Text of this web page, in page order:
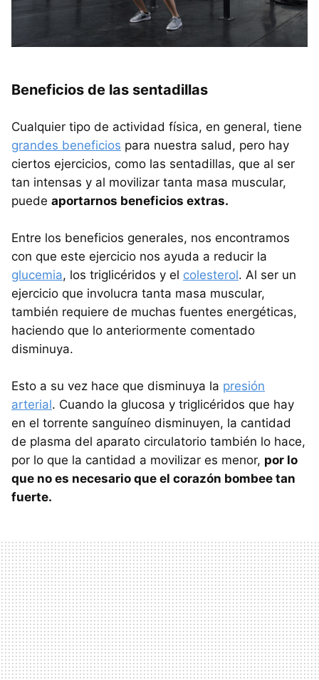
Beneficios de las sentadillas
Cualquier tipo de actividad física, en general, tiene
grandes beneficios para nuestra salud, pero hay
ciertos ejercicios, como las sentadillas, que al ser
tan intensas y al movilizar tanta masa muscular,
puede aportarnos beneficios extras.
Entre los beneficios generales, nos encontramos
con que este ejercicio nos ayuda a reducir la
glucemia, los triglicéridos y el colesterol. Al ser un
ejercicio que involucra tanta masa muscular,
también requiere de muchas fuentes energéticas,
haciendo que lo anteriormente comentado
disminuya.
Esto a su vez hace que disminuya la presión
arterial. Cuando la glucosa y triglicéridos que hay
en el torrente sanguíneo disminuyen, la cantidad
de plasma del aparato circulatorio también lo hace,
por lo que la cantidad a movilizar es menor, por lo
que no es necesario que el corazón bombee tan
fuerte.